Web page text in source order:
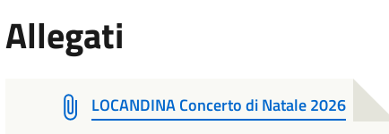
Allegati
LOCANDINA Concerto di Natale 2026